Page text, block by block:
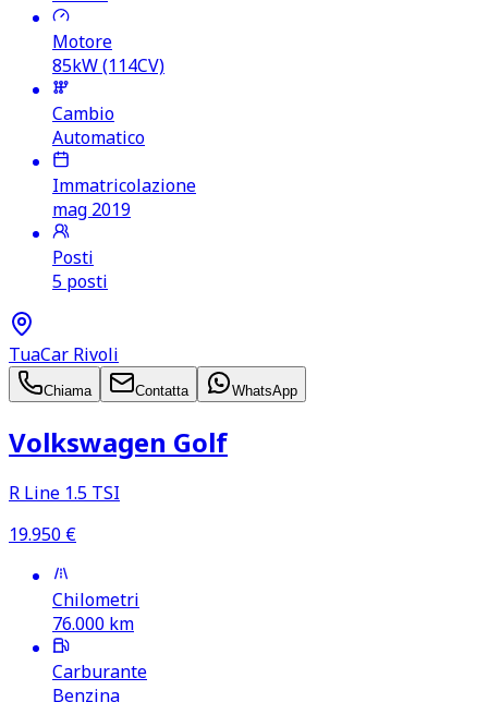
Motore
85kW (114CV)
Cambio
Automatico
Immatricolazione
mag 2019
Posti
5 posti
TuaCar Rivoli
Chiama Contatta WhatsApp
Volkswagen Golf
R Line 1.5 TSI
19.950 €
Chilometri
76.000 km
Carburante
Benzina